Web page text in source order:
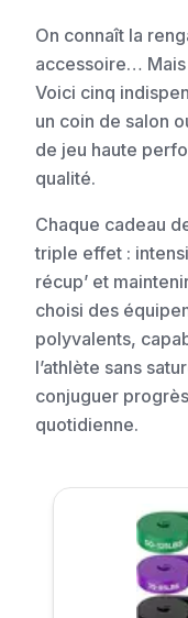
On connaît la
accessoire… Mais
Voici cinq
un coin de salon
de jeu haute
qualité.
Chaque cadeau
triple effet :
récup’ et
choisi des
polyvalents,
l’athlète sans
conjuguer
quotidienne.